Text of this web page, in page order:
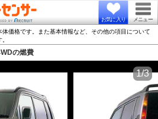
お気に入り メニュー
価格です。また基本情報など、その他の項目について
の燃費
1/3